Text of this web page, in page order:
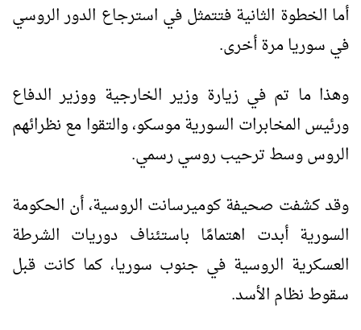
أما الخطوة الثانية فتتمثل في استرجاع الدور الروسي
في سوريا مرة أخرى.
وهذا ما تم في زيارة وزير الخارجية ووزير الدفاع
ورئيس المخابرات السورية موسكو، والتقوا مع نظرائهم
الروس وسط ترحيب روسي رسمي.
وقد كشفت صحيفة كوميرسانت الروسية، أن الحكومة
السورية أبدت اهتمامًا باستئناف دوريات الشرطة
العسكرية الروسية في جنوب سوريا، كما كانت قبل
سقوط نظام الأسد.